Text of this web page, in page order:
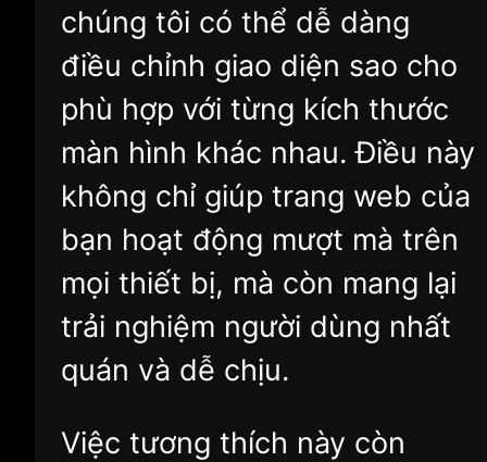
chúng tôi có thể dễ dàng
điều chỉnh giao diện sao cho
phù hợp với từng kích thước
màn hình khác nhau. Điều này
không chỉ giúp trang web của
bạn hoạt động mượt mà trên
mọi thiết bị, mà còn mang lại
trải nghiệm người dùng nhất
quán và dễ chịu.
Việc tương thích này còn